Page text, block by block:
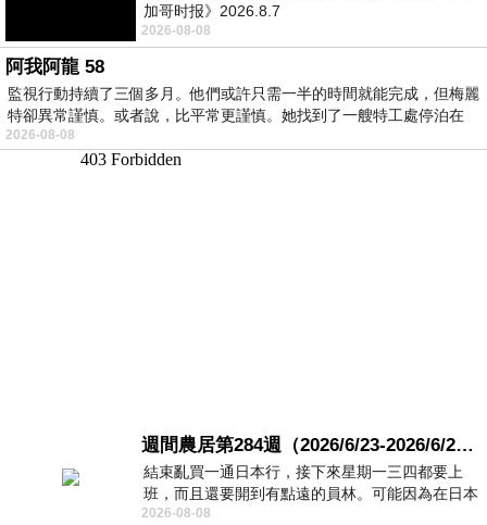
加哥时报》2026.8.7
2026-08-08
阿我阿龍 58
監視行動持續了三個多月。他們或許只需一半的時間就能完成，但梅麗
特卻異常謹慎。或者說，比平常更謹慎。她找到了一艘特工處停泊在
2026-08-08
週間農居第284週（2026/6/23-2026/6/24) 夏至 金黃稻浪洋溢豐收喜悅
結束亂買一通日本行，接下來星期一三四都要上
班，而且還要開到有點遠的員林。可能因為在日本
花不少錢，星期一出門上班時，心裡沒有一
2026-08-08